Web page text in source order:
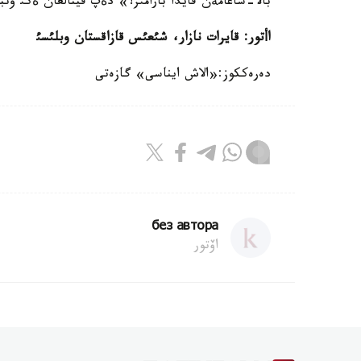
اأتور: قايرات نازار، شئعئس قازاقستان وبلئسئ
دەرەككوز:«الاش ايناسى» گازەتى
без автора
اۆتور